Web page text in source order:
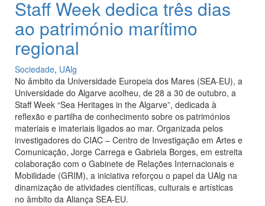
Staff Week dedica três dias
ao património marítimo
regional
Sociedade, UAlg
No âmbito da Universidade Europeia dos Mares (SEA-EU), a
Universidade do Algarve acolheu, de 28 a 30 de outubro, a
Staff Week “Sea Heritages in the Algarve”, dedicada à
reflexão e partilha de conhecimento sobre os patrimónios
materiais e imateriais ligados ao mar. Organizada pelos
investigadores do CIAC – Centro de Investigação em Artes e
Comunicação, Jorge Carrega e Gabriela Borges, em estreita
colaboração com o Gabinete de Relações Internacionais e
Mobilidade (GRIM), a iniciativa reforçou o papel da UAlg na
dinamização de atividades científicas, culturais e artísticas
no âmbito da Aliança SEA-EU.